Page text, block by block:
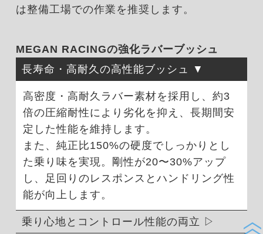
は整備工場での作業を推奨します。
MEGAN RACINGの強化ラバーブッシュ
長寿命・高耐久の高性能ブッシュ
高密度・高耐久ラバー素材を採用し、約3
倍の圧縮耐性により劣化を抑え、長期間安
定した性能を維持します。
また、純正比150%の硬度でしっかりとし
た乗り味を実現。剛性が20〜30%アップ
し、足回りのレスポンスとハンドリング性
能が向上します。
乗り心地とコントロール性能の両立